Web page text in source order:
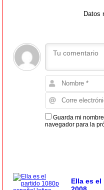
Datos
Guarda mi
navegador para la
Ella es